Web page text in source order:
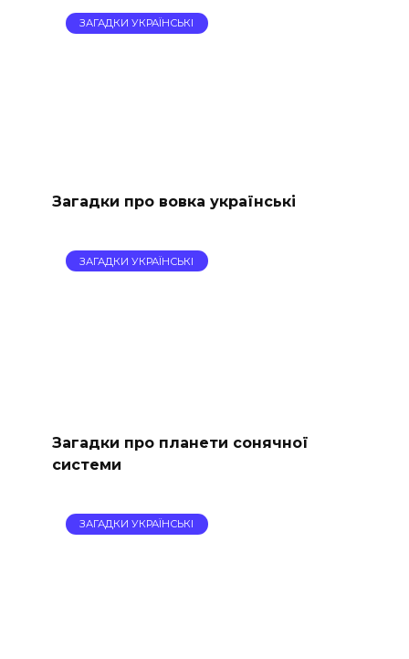
ЗАГАДКИ УКРАЇНСЬКІ
Загадки про вовка українські
ЗАГАДКИ УКРАЇНСЬКІ
Загадки про планети сонячної
системи
ЗАГАДКИ УКРАЇНСЬКІ